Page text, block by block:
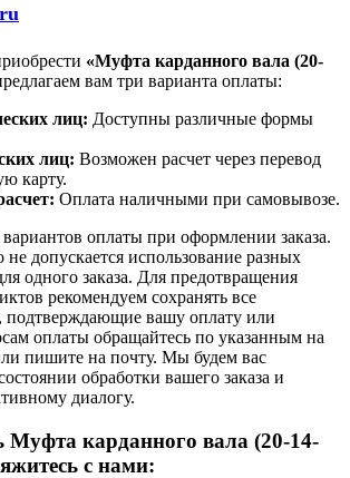
«Муфта карданного вала (20-
вам три варианта оплаты:
лиц: Доступны различные формы
лиц: Возможен расчет через перевод
карту.
Оплата наличными при самовывозе.
оплаты при оформлении заказа.
допускается использование разных
одного заказа. Для предотвращения
рекомендуем сохранять все
подтверждающие вашу оплату или
оплаты обращайтесь по указанным на
пишите на почту. Мы будем вас
обработки вашего заказа и
диалогу.
Муфта карданного вала (20-14-
с нами: